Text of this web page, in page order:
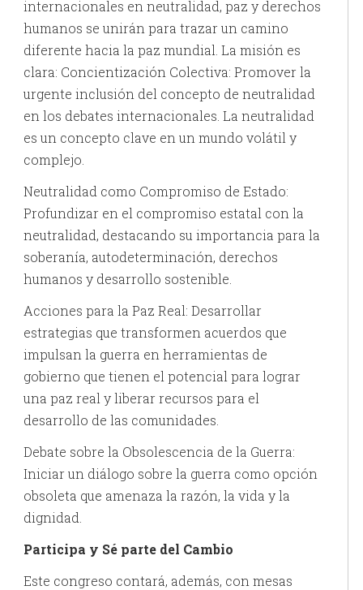
internacionales en neutralidad, paz y derechos
humanos se unirán para trazar un camino
diferente hacia la paz mundial. La misión es
clara: Concientización Colectiva: Promover la
urgente inclusión del concepto de neutralidad
en los debates internacionales. La neutralidad
es un concepto clave en un mundo volátil y
complejo.
Neutralidad como Compromiso de Estado:
Profundizar en el compromiso estatal con la
neutralidad, destacando su importancia para la
soberanía, autodeterminación, derechos
humanos y desarrollo sostenible.
Acciones para la Paz Real: Desarrollar
estrategias que transformen acuerdos que
impulsan la guerra en herramientas de
gobierno que tienen el potencial para lograr
una paz real y liberar recursos para el
desarrollo de las comunidades.
Debate sobre la Obsolescencia de la Guerra:
Iniciar un diálogo sobre la guerra como opción
obsoleta que amenaza la razón, la vida y la
dignidad.
Participa y Sé parte del Cambio
Este congreso contará, además, con mesas